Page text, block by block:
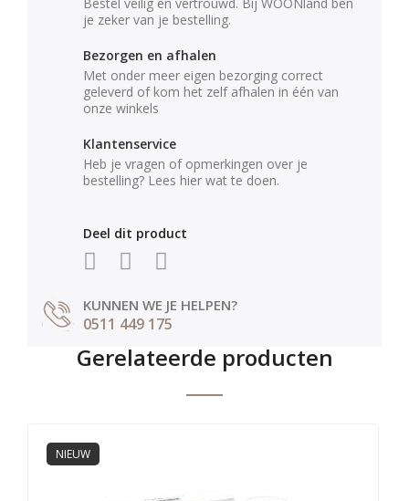
je zeker van je bestelling.
Bezorgen en afhalen
Met onder meer eigen bezorging correct
geleverd of kom het zelf afhalen in één van
onze winkels
Klantenservice
Heb je vragen of opmerkingen over je
bestelling? Lees hier wat te doen.
Deel dit product
KUNNEN WE JE HELPEN?
0511 449 175
Gerelateerde producten
NIEUW